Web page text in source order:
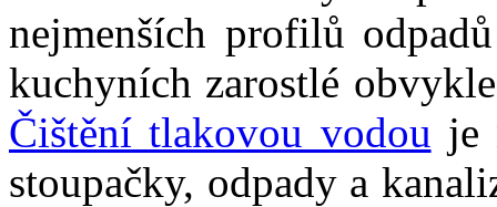
nejmenších profilů
kuchyních zarostlé
Čištění tlakovou vodou je
stoupačky, odpady a